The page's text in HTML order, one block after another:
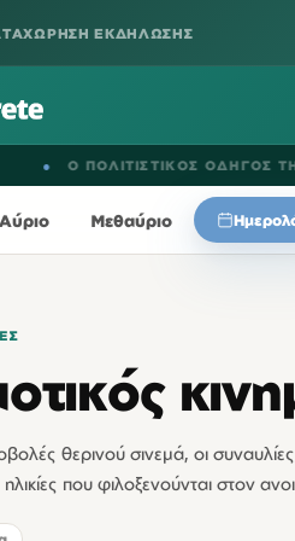
ΕΚΔΗΛΩΣΗΣ
ΠΟΛΙΤΙΣΤΙΚΟΣ ΟΔΗΓΟΣ ΤΗΣ
Αύριο Μεθαύριο
θερινού σινεμά, οι
ηλικίες που φιλοξενούνται στον